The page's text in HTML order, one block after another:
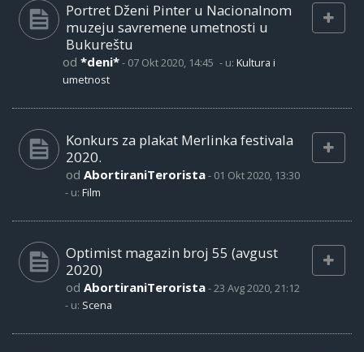
Portret Dženi Pinter u Nacionalnom
muzeju savremene umetnosti u
Bukureštu
od *deni*- 07 Okt 2020, 14:45 - u: Kultura i
umetnost
Konkurs za plakat Merlinka festivala
2020.
od AbortiraniTerorista- 01 Okt 2020, 13:30
- u: Film
Optimist magazin broj 55 (avgust
2020)
od AbortiraniTerorista-23 Avg 2020, 21:12
- u: Scena